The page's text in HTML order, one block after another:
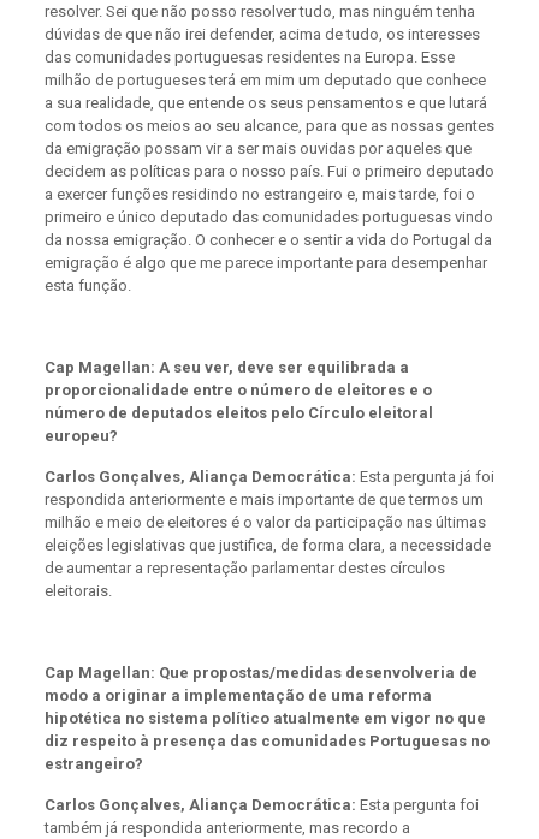
resolver. Sei que não posso resolver tudo, mas ninguém tenha
dúvidas de que não irei defender, acima de tudo, os interesses
das comunidades portuguesas residentes na Europa. Esse
milhão de portugueses terá em mim um deputado que conhece
a sua realidade, que entende os seus pensamentos e que lutará
com todos os meios ao seu alcance, para que as nossas gentes
da emigração possam vir a ser mais ouvidas por aqueles que
decidem as políticas para o nosso país. Fui o primeiro deputado
a exercer funções residindo no estrangeiro e, mais tarde, foi o
primeiro e único deputado das comunidades portuguesas vindo
da nossa emigração. O conhecer e o sentir a vida do Portugal da
emigração é algo que me parece importante para desempenhar
esta função.
Cap Magellan: A seu ver, deve ser equilibrada a
proporcionalidade entre o número de eleitores e o
número de deputados eleitos pelo Círculo eleitoral
europeu?
Carlos Gonçalves, Aliança Democrática: Esta pergunta já foi
respondida anteriormente e mais importante de que termos um
milhão e meio de eleitores é o valor da participação nas últimas
eleições legislativas que justifica, de forma clara, a necessidade
de aumentar a representação parlamentar destes círculos
eleitorais.
Cap Magellan: Que propostas/medidas desenvolveria de
modo a originar a implementação de uma reforma
hipotética no sistema político atualmente em vigor no que
diz respeito à presença das comunidades Portuguesas no
estrangeiro?
Carlos Gonçalves, Aliança Democrática: Esta pergunta foi
também já respondida anteriormente, mas recordo a